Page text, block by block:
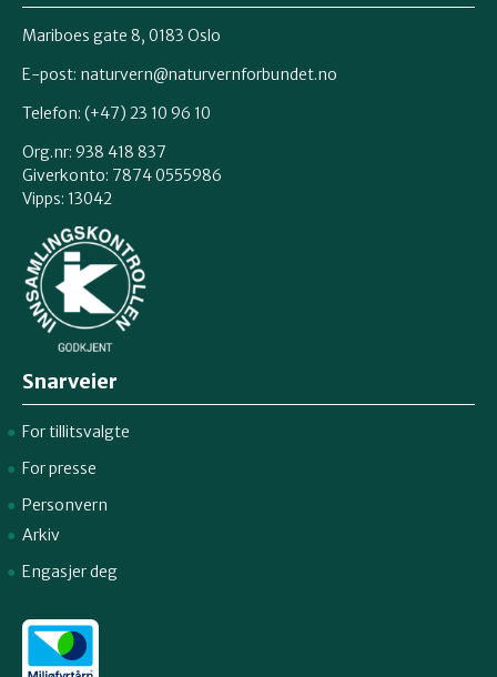
Mariboes gate 8, 0183 Oslo
E-post: naturvern@naturvernforbundet.no
Telefon: (+47) 23 10 96 10
Org.nr: 938 418 837
Giverkonto: 7874 0555986
Vipps: 13042
Snarveier
For tillitsvalgte
For presse
Personvern
Arkiv
Engasjer deg